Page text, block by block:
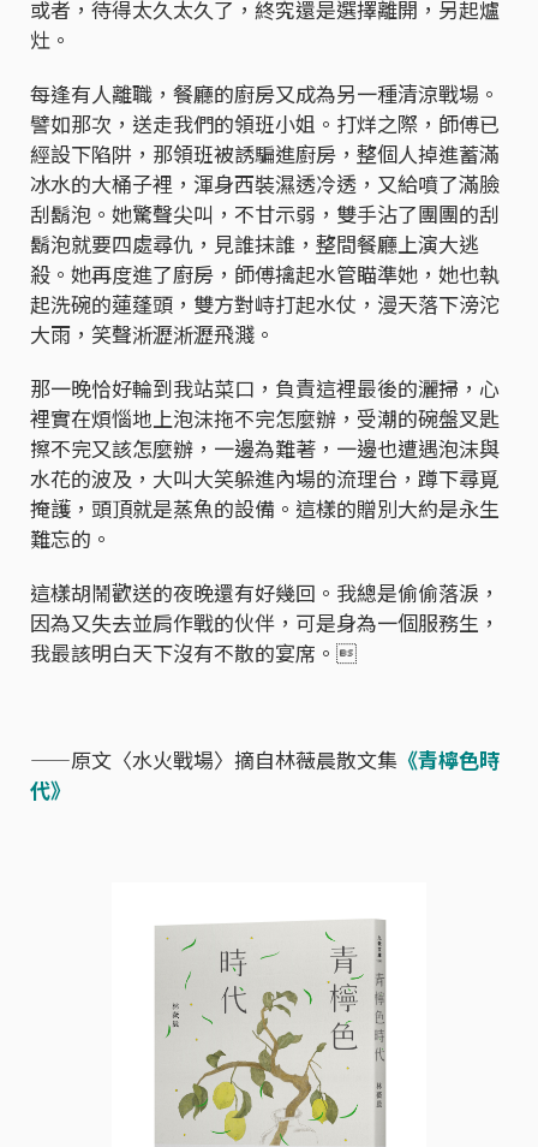
或者，待得太久太久了，終究還是選擇離開，另起爐
灶。
每逢有人離職，餐廳的廚房又成為另一種清涼戰場。
譬如那次，送走我們的領班小姐。打烊之際，師傅已
經設下陷阱，那領班被誘騙進廚房，整個人掉進蓄滿
冰水的大桶子裡，渾身西裝濕透冷透，又給噴了滿臉
刮鬍泡。她驚聲尖叫，不甘示弱，雙手沾了團團的刮
鬍泡就要四處尋仇，見誰抹誰，整間餐廳上演大逃
殺。她再度進了廚房，師傅擒起水管瞄準她，她也執
起洗碗的蓮蓬頭，雙方對峙打起水仗，漫天落下滂沱
大雨，笑聲淅瀝淅瀝飛濺。
那一晚恰好輪到我站菜口，負責這裡最後的灑掃，心
裡實在煩惱地上泡沫拖不完怎麼辦，受潮的碗盤叉匙
擦不完又該怎麼辦，一邊為難著，一邊也遭遇泡沫與
水花的波及，大叫大笑躲進內場的流理台，蹲下尋覓
掩護，頭頂就是蒸魚的設備。這樣的贈別大約是永生
難忘的。
這樣胡鬧歡送的夜晚還有好幾回。我總是偷偷落淚，
因為又失去並肩作戰的伙伴，可是身為一個服務生，
我最該明白天下沒有不散的宴席。
——原文〈水火戰場〉摘自林薇晨散文集 《青檸色時
代》